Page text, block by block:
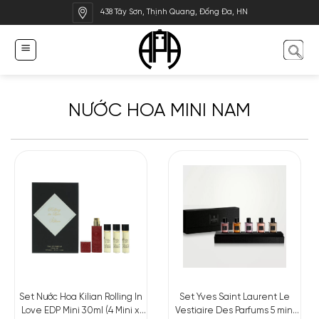
qua
dung
438 Tây Sơn, Thịnh Quang, Đống Đa, HN
NƯỚC HOA MINI NAM
Set Nước Hoa Kilian Rolling In
Love EDP Mini 30ml (4 Mini x
Set Yves Saint Laurent Le
Vestiaire Des Parfums 5 mini